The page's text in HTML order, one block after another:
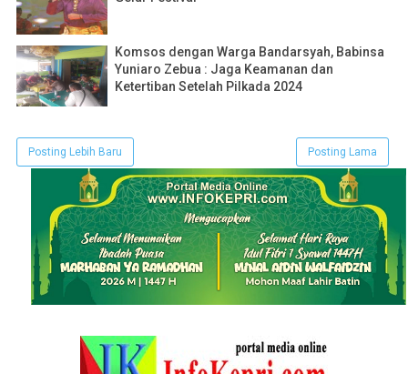
Komsos dengan Warga Bandarsyah, Babinsa
Yuniaro Zebua : Jaga Keamanan dan
Ketertiban Setelah Pilkada 2024
Posting Lebih Baru Posting Lama